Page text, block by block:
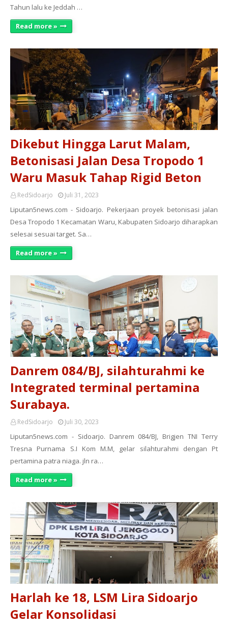
Tahun lalu ke Jeddah …
Read more »
Dikebut Hingga Larut Malam,
Betonisasi Jalan Desa Tropodo 1
Waru Masuk Tahap Rigid Beton
RedSidoarjo Juli 31, 2023
Liputan5news.com - Sidoarjo. Pekerjaan proyek betonisasi jalan
Desa Tropodo 1 Kecamatan Waru, Kabupaten Sidoarjo diharapkan
selesai sesuai target. Sa…
Read more »
Danrem 084/BJ, silahturahmi ke
Integrated terminal pertamina
Surabaya.
RedSidoarjo Juli 30, 2023
Liputan5news.com - Sidoarjo. Danrem 084/BJ, Brigjen TNI Terry
Tresna Purnama S.I Kom M.M, gelar silahturahmi dengan Pt
pertamina patra niaga. jln ra…
Read more »
Harlah ke 18, LSM Lira Sidoarjo
Gelar Konsolidasi